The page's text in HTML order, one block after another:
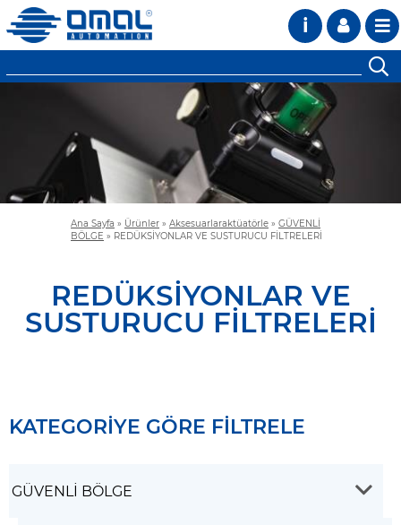
i
Ana Sayfa » Ürünler » Aksesuarlaraktüatörle » GÜVENLİ
BÖLGE » REDÜKSİYONLAR VE SUSTURUCU FİLTRELERİ
REDÜKSİYONLAR VE
SUSTURUCU FİLTRELERİ
KATEGORİYE GÖRE FİLTRELE